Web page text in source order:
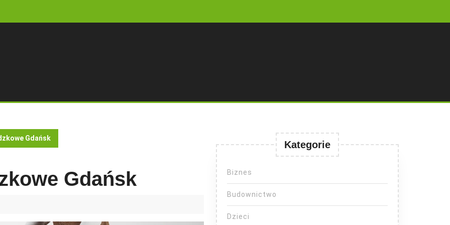
Gdańsk
Gdańsk
Kategorie
Biznes
Budownictwo
Dzieci